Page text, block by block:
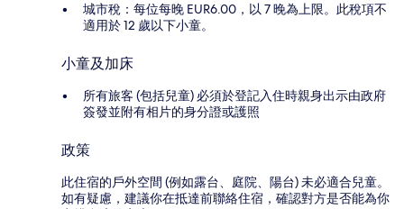
城市稅：每位每晚 EUR6.00，以 7 晚為上限。此稅項不
適用於 12 歲以下小童。
小童及加床
所有旅客 (包括兒童) 必須於登記入住時親身出示由政府
簽發並附有相片的身分證或護照
政策
此住宿的戶外空間 (例如露台、庭院、陽台) 未必適合兒童。
如有疑慮，建議你在抵達前聯絡住宿，確認對方是否能為你